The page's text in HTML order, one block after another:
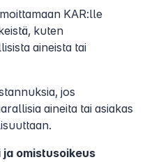
KAR:lle
kuten
aineista tai
jos
aineita tai asiakas
omistusoikeus